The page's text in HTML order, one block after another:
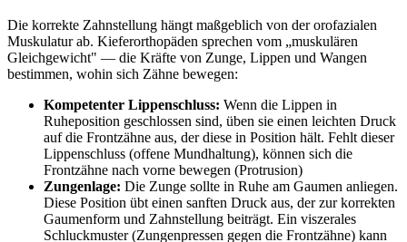
Die korrekte Zahnstellung hängt maßgeblich von der orofazialen
Muskulatur ab. Kieferorthopäden sprechen vom „muskulären
Gleichgewicht" — die Kräfte von Zunge, Lippen und Wangen
bestimmen, wohin sich Zähne bewegen:
Kompetenter Lippenschluss: Wenn die Lippen in
Ruheposition geschlossen sind, üben sie einen leichten Druck
auf die Frontzähne aus, der diese in Position hält. Fehlt dieser
Lippenschluss (offene Mundhaltung), können sich die
Frontzähne nach vorne bewegen (Protrusion)
Zungenlage: Die Zunge sollte in Ruhe am Gaumen anliegen.
Diese Position übt einen sanften Druck aus, der zur korrekten
Gaumenform und Zahnstellung beiträgt. Ein viszerales
Schluckmuster (Zungenpressen gegen die Frontzähne) kann